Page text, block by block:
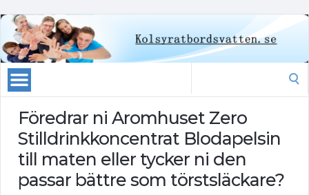
Föredrar ni Aromhuset Zero
Stilldrinkkoncentrat Blodapelsin
till maten eller tycker ni den
passar bättre som törstsläckare?